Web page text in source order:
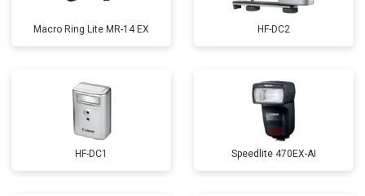
Macro Ring Lite MR-14 EX HF-DC2
HF-DC1 Speedlite 470EX-AI